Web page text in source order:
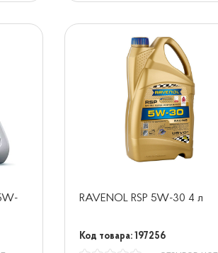
RAVENOL RSP 5W-30 4 л
Код товара: 197256